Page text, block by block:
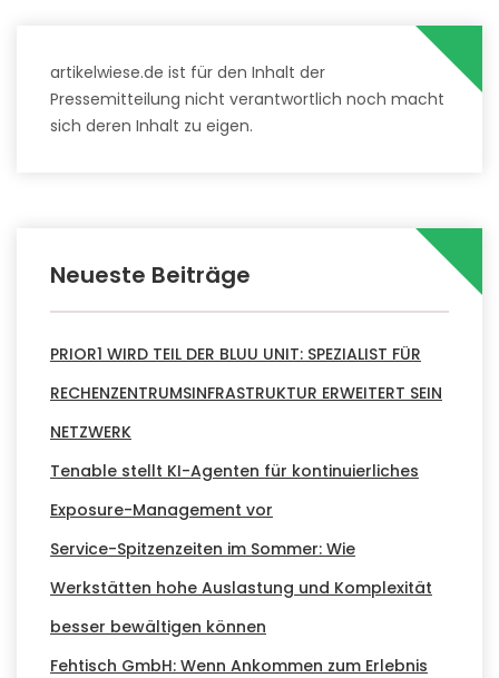
artikelwiese.de ist für den Inhalt der
Pressemitteilung nicht verantwortlich noch macht
sich deren Inhalt zu eigen.
Neueste Beiträge
PRIOR1 WIRD TEIL DER BLUU UNIT: SPEZIALIST FÜR
RECHENZENTRUMSINFRASTRUKTUR ERWEITERT SEIN
NETZWERK
Tenable stellt KI-Agenten für kontinuierliches
Exposure-Management vor
Service-Spitzenzeiten im Sommer: Wie
Werkstätten hohe Auslastung und Komplexität
besser bewältigen können
Fehtisch GmbH: Wenn Ankommen zum Erlebnis